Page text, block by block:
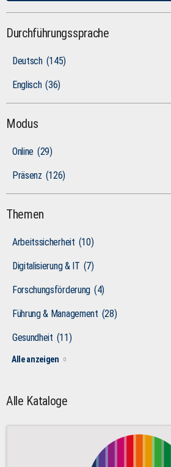
Durchführungssprache
Deutsch (145)
Englisch (36)
Modus
Online (29)
Präsenz (126)
Themen
Arbeitssicherheit (10)
Digitalisierung & IT (7)
Forschungsförderung (4)
Führung & Management (28)
Gesundheit (11)
Alle anzeigen
Alle Kataloge